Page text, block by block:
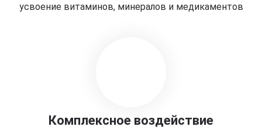
усвоение витаминов, минералов и медикаментов
Комплексное воздействие